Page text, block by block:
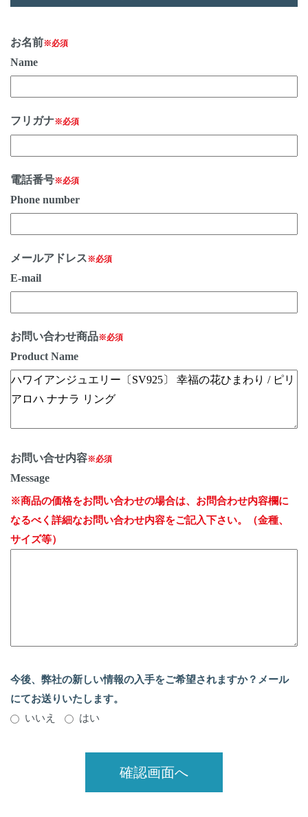
お名前※必須
Name
フリガナ※必須
電話番号※必須
Phone number
メールアドレス※必須
E-mail
お問い合わせ商品※必須
Product Name
お問い合せ内容※必須
Message
※商品の価格をお問い合わせの場合は、お問合わせ内容欄に
なるべく詳細なお問い合わせ内容をご記入下さい。（金種、
サイズ等）
今後、弊社の新しい情報の入手をご希望されますか？メール
にてお送りいたします。
いいえ
はい
確認画面へ